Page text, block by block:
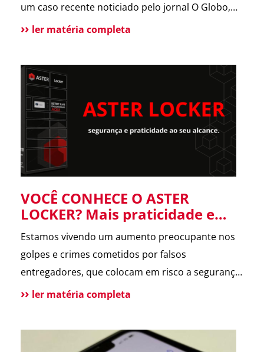
um caso recente noticiado pelo jornal O Globo,
envolvendo a possível clonagem de controle de
e contou com a participação da ASTER, que
forneceu informações […]
ler matéria completa
VOCÊ CONHECE O ASTER
LOCKER? Mais praticidade e
segurança para suas entregas
no condomínio.
Estamos vivendo um aumento preocupante nos
golpes e crimes cometidos por falsos
entregadores, que colocam em risco a segurança
dos moradores e a rotina dos condomínios.
encomendas, eliminando o contato direto entre
ler matéria completa